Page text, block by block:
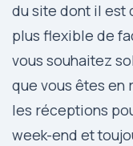
du site dont il est
plus flexible de
vous souhaitez
que vous êtes en
les réceptions
week-end et